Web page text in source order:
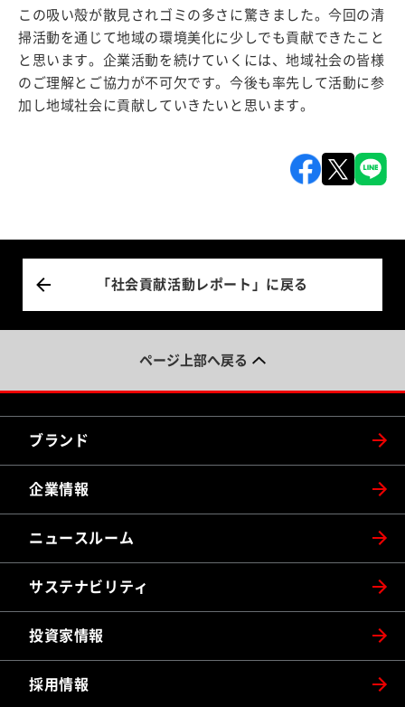
この吸い殻が散見されゴミの多さに驚きました。今回の清
掃活動を通じて地域の環境美化に少しでも貢献できたこと
と思います。企業活動を続けていくには、地域社会の皆様
のご理解とご協力が不可欠です。今後も率先して活動に参
加し地域社会に貢献していきたいと思います。
「社会貢献活動レポート」に戻る
ページ上部へ戻る
ブランド
企業情報
ニュースルーム
サステナビリティ
投資家情報
採用情報